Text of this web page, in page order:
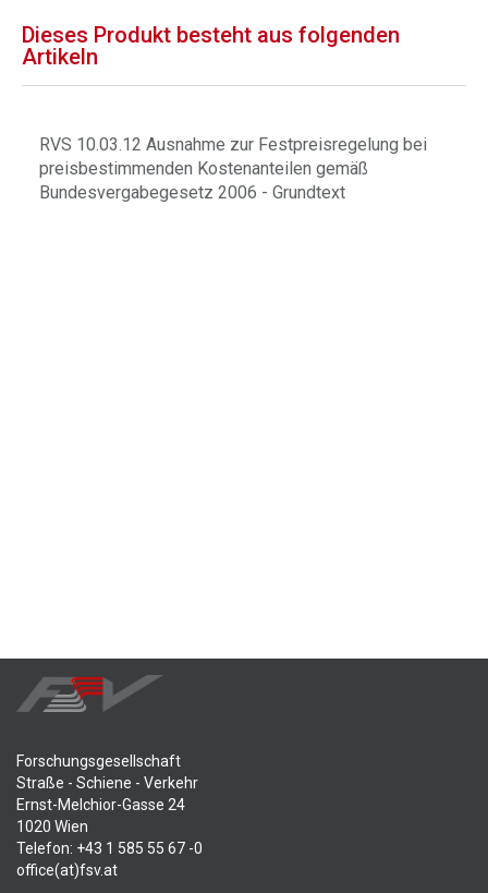
Dieses Produkt besteht aus folgenden
Artikeln
RVS 10.03.12 Ausnahme zur Festpreisregelung bei
preisbestimmenden Kostenanteilen gemäß
Bundesvergabegesetz 2006 - Grundtext
Forschungsgesellschaft
Straße - Schiene - Verkehr
Ernst-Melchior-Gasse 24
1020 Wien
Telefon: +43 1 585 55 67 -0
office(at)fsv.at